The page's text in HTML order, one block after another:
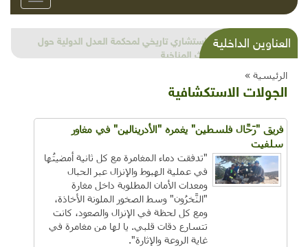
العناوين الداخليةشذرات بيئية وتنموية...بنية تحتية وحلويات قبيحة
وحاكورة ونوبل وزيتون و"سيباط"
الرئيسية »
الجولات الاستكشافية
فريق "رَحَّال فلسطين" يغمره "الأدرينالين" في مغاور
سلفيت
"تدفقت دماء المغامرة مع كل ثانية أمضيتُها
في عملية الهبوط والإنزال عبر الحبال
ومعدات الأمان المطلوبة داخل مغارة
"النَّخرُون" وسط الصخور الملونة الأخاذة،
ومع كل لحظة في الإنزال والصعود، كانت
تتسارع دقات قلبي. يا لها من مغامرة في
غاية الروعة والإثارة".